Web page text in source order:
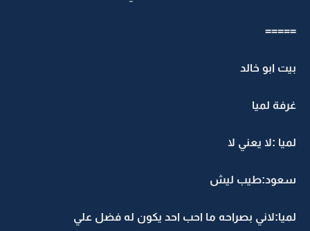
=====
بيت ابو خالد
غرفة لميا
لميا :لا يعني لا
سعود:طيب ليش
لميا:لاني بصراحه ما احب احد يكون له فضل علي